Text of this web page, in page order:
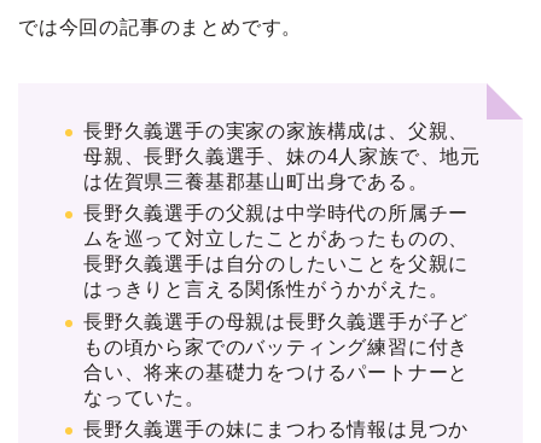
では今回の記事のまとめです。
長野久義選手の実家の家族構成は、父親、
母親、長野久義選手、妹の4人家族で、地元
は佐賀県三養基郡基山町出身である。
長野久義選手の父親は中学時代の所属チー
ムを巡って対立したことがあったものの、
長野久義選手は自分のしたいことを父親に
はっきりと言える関係性がうかがえた。
長野久義選手の母親は長野久義選手が子ど
もの頃から家でのバッティング練習に付き
合い、将来の基礎力をつけるパートナーと
なっていた。
長野久義選手の妹にまつわる情報は見つか